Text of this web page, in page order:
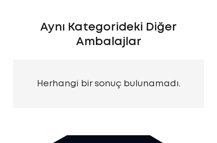
Aynı Kategorideki Diğer
Ambalajlar
Herhangi bir sonuç bulunamadı.